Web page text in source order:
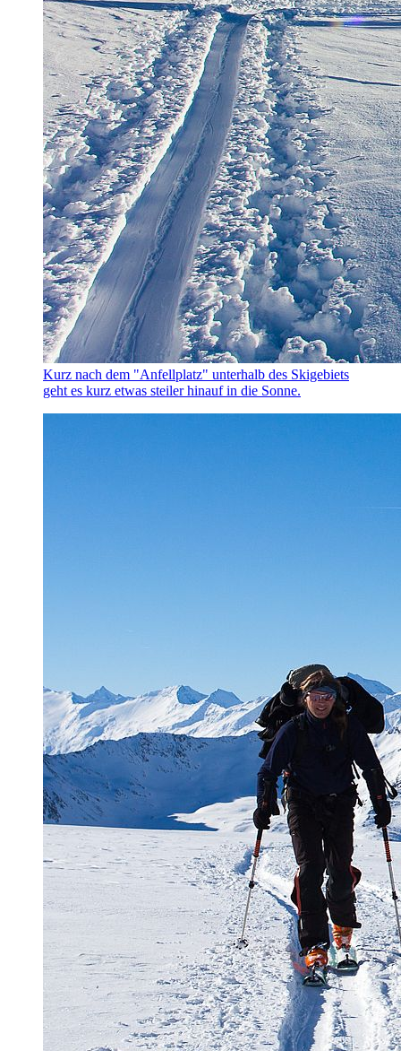
Kurz nach dem "Anfellplatz" unterhalb des Skigebiets
geht es kurz etwas steiler hinauf in die Sonne.